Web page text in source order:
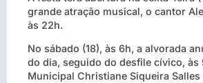
grande atração musical, o cantor
às 22h.
No sábado (18), às 6h, a alvorada
do dia, seguido do desfile cívico, às
Municipal Christiane Siqueira Salles